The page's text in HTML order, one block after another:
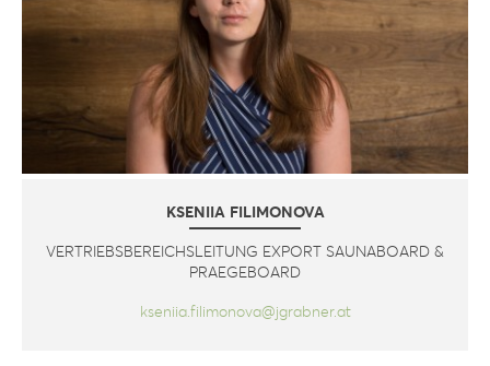
KSENIIA FILIMONOVA
VERTRIEBSBEREICHSLEITUNG EXPORT SAUNABOARD &
PRAEGEBOARD
kseniia.filimonova@jgrabner.at